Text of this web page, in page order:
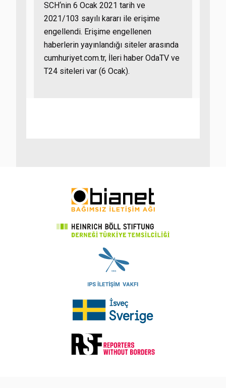
SCH‘nin 6 Ocak 2021 tarih ve
2021/103 sayılı kararı ile erişime
engellendi. Erişime engellenen
haberlerin yayınlandığı siteler arasında
cumhuriyet.com.tr, İleri haber OdaTV ve
T24 siteleri var (6 Ocak).